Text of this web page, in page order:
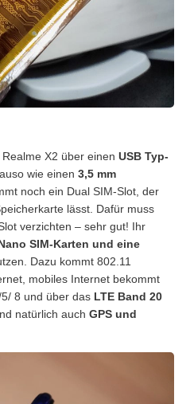
X2 über einen USB Typ-
wie einen 3,5 mm
noch ein Dual SIM-Slot, der
lässt. Dafür muss
verzichten – sehr gut! Ihr
SIM-Karten und eine
Dazu kommt 802.11
mobiles Internet bekommt
8 und über das LTE Band 20
natürlich auch GPS und